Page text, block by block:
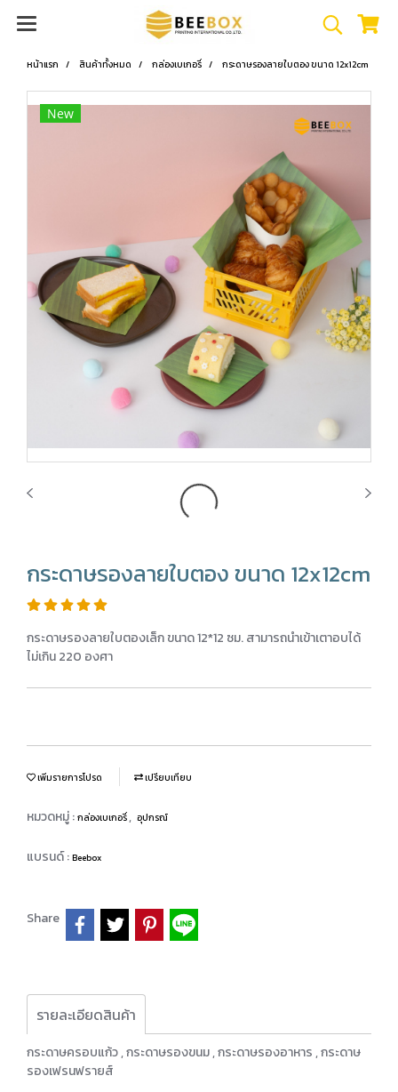
หน้าแรก สินค้าทั้งหมด กล่องเบเกอรี่ กระดาษรองลายใบตอง ขนาด 12x12cm
New
กระดาษรองลายใบตอง ขนาด 12x12cm
กระดาษรองลายใบตองเล็ก ขนาด 12*12 ซม. สามารถนำเข้าเตาอบได้
ไม่เกิน 220 องศา
เพิ่มรายการโปรด เปรียบเทียบ
หมวดหมู่ : กล่องเบเกอรี่, อุปกรณ์
แบรนด์ : Beebox
Share
รายละเอียดสินค้า
กระดาษครอบแก้ว , กระดาษรองขนม , กระดาษรองอาหาร , กระดาษ
รองเฟรนฟรายส์